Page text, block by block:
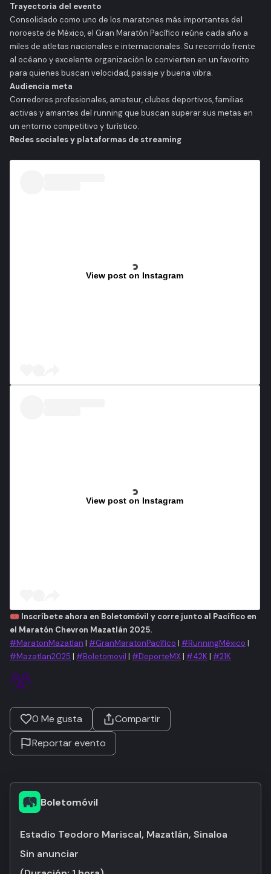
Trayectoria del evento
Consolidado como uno de los maratones más importantes del
noroeste de México, el Gran Maratón Pacífico reúne cada año a
miles de atletas nacionales e internacionales. Su recorrido frente
al océano y excelente organización lo convierten en un favorito
para quienes buscan velocidad, paisaje y buena vibra.
Audiencia meta
Corredores profesionales, amateur, clubes deportivos, familias
activas y amantes del running que buscan superar sus metas en
un entorno competitivo y turístico.
Redes sociales y plataformas de streaming
View post on Instagram
View post on Instagram
🎟️ Inscríbete ahora en Boletomóvil y corre junto al Pacífico en
el Maratón Chevron Mazatlán 2025.
#MaratonMazatlan | #GranMaratonPacífico | #RunningMéxico |
#Mazatlan2025 | #Boletomovil | #DeporteMX | #42K | #21K
0 Me gusta
Compartir
Reportar evento
Boletomóvil
Estadio Teodoro Mariscal, Mazatlán, Sinaloa
Sin anunciar